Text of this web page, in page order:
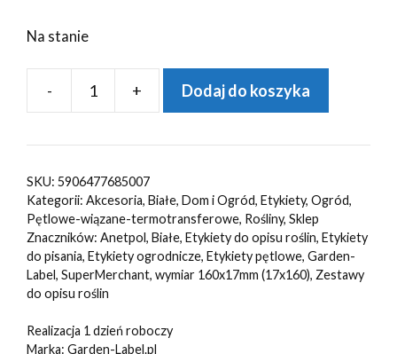
Na stanie
-
ilość
pętlowe
opisu
roślin
Białe
160x17mm(17x160)
+ Dodaj do koszyka
SKU: 5906477685007
Kategorii: Akcesoria, Białe, Dom i Ogród, Etykiety, Ogród,
Pętlowe-wiązane-termotransferowe, Rośliny, Sklep
Znaczników: Anetpol , Białe, Etykiety do opisu roślin, Etykiety
do pisania, Etykiety ogrodnicze, Etykiety pętlowe, Garden-
Label, SuperMerchant, wymiar 160x17mm (17x160), Zestawy
do opisu roślin
Realizacja 1 dzień roboczy
Marka: Garden-Label.pl